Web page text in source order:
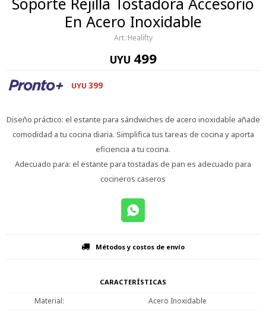
En Acero Inoxidable
Healifty
UYU 499
UYU 399
Diseño práctico: el estante para sándwiches de acero inoxidable añade
comodidad a tu cocina diaria. Simplifica tus tareas de cocina y aporta
eficiencia a tu cocina.
Adecuado para: el estante para tostadas de pan es adecuado para
cocineros caseros
Métodos y costos de envío
CARACTERÍSTICAS
Material Acero Inoxidable